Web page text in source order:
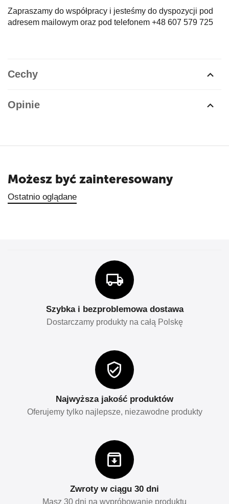
Zapraszamy do współpracy i jesteśmy do dyspozycji pod
adresem mailowym oraz pod telefonem +48 607 579 725
Cechy
Opinie
Możesz być zainteresowany
Ostatnio oglądane
Szybka i bezproblemowa dostawa
Dostarczamy produkty na całą Polskę
Najwyższa jakość produktów
Oferujemy tylko najlepsze, niezawodne produkty
Zwroty w ciągu 30 dni
Masz 30 dni na wypróbowanie produktu